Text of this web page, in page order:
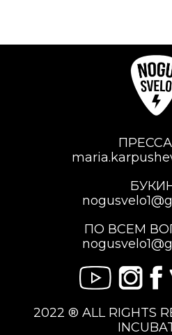
ПРЕССА
ПО ВСЕМ
2022 ® ALL RIGHTS